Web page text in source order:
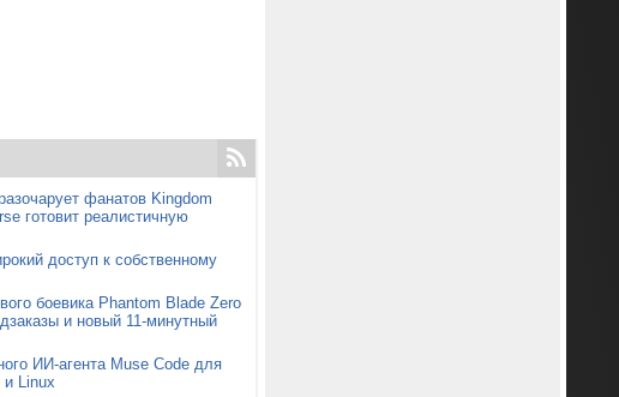
фанатов Kingdom
готовит реалистичную
доступ к собственному
боевика Phantom Blade Zero
и новый 11-минутный
ИИ-агента Muse Code для
и Linux